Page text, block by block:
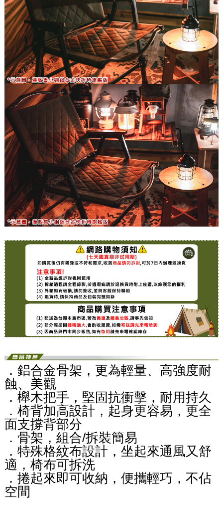
． 鋁合金骨架，更為輕量、高強度耐
蝕、美觀
． 櫸木把手，堅固抗衝擊，耐用持久
． 椅背加高設計，起身更容易，更全
面支撐背部分
． 骨架，組合/拆裝簡易
． 特殊格紋布設計，坐起來通風又舒
適，椅布可拆洗
． 捲起來即可收納，便攜輕巧，不佔
空間